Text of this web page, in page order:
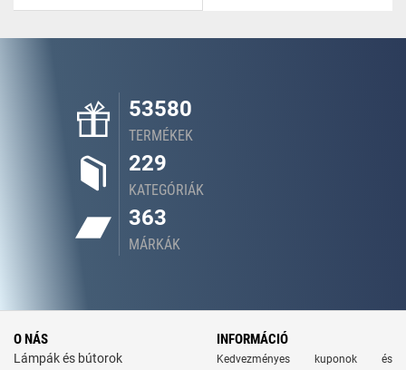
53580
TERMÉKEK
229
KATEGÓRIÁK
363
MÁRKÁK
O NÁS
Lámpák és bútorok
INFORMÁCIÓ
Kedvezményes kuponok és